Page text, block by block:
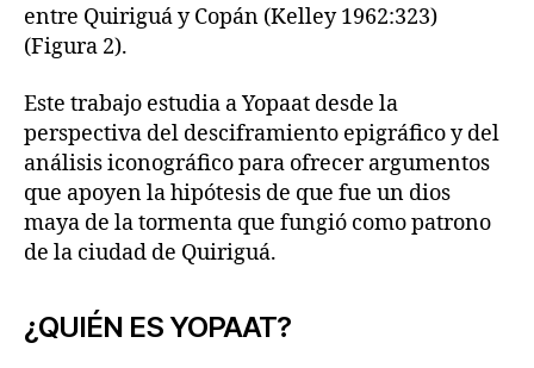
entre Quiriguá y Copán (Kelley 1962:323)
(Figura 2).
Este trabajo estudia a Yopaat desde la
perspectiva del desciframiento epigráfico y del
análisis iconográfico para ofrecer argumentos
que apoyen la hipótesis de que fue un dios
maya de la tormenta que fungió como patrono
de la ciudad de Quiriguá.
¿QUIÉN ES YOPAAT?